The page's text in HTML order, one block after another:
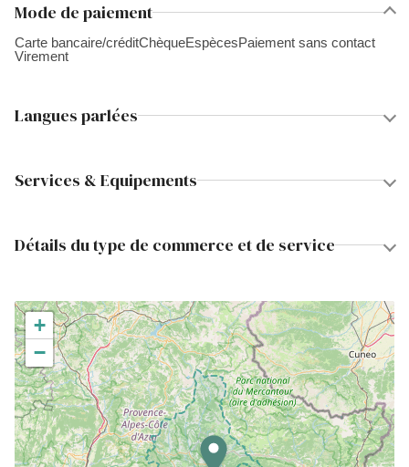
Mode de paiement
Carte bancaire/créditChèqueEspècesPaiement sans contact
Virement
Langues parlées
Services & Equipements
Détails du type de commerce et de service
+
−